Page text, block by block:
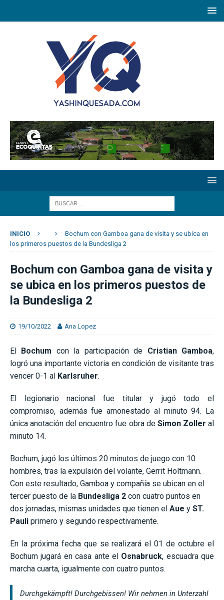
INICIO
Bochum con Gamboa gana de visita y se ubica en
los primeros puestos de la Bundesliga 2
Bochum con Gamboa gana de visita y
se ubica en los primeros puestos de
la Bundesliga 2
19/10/2022 Ana Lopez
El Bochum con la participación de Cristian Gamboa,
logró una importante victoria en condición de visitante tras
vencer 0-1 al Karlsruher.
El legionario nacional fue titular y jugó todo el
compromiso, además fue amonestado al minuto 94. La
única anotación del encuentro fue obra de Simon Zoller al
minuto 14.
Bochum, jugó los últimos 20 minutos de juego con 10
hombres, tras la expulsión del volante, Gerrit Holtmann.
Con este resultado, Gamboa y compañía se ubican en el
tercer puesto de la Bundesliga 2 con cuatro puntos en
dos jornadas, mismas unidades que tienen el Aue y ST.
Pauli primero y segundo respectivamente.
En la próxima fecha que se realizará el 01 de octubre el
Bochum jugará en casa ante el Osnabruck, escuadra que
marcha cuarta, igualmente con cuatro puntos.
Durchgekämpft! Durchgebissen! Wir nehmen in Unterzahl